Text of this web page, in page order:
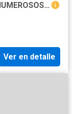
HERMOSA CASA EN ALQUILER CON NUMEROSOS AMBIENTES EN ZONA ESTRATEGICA
Ver en detalle